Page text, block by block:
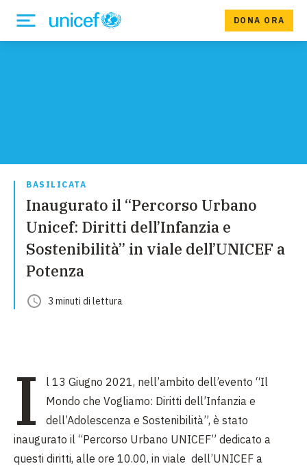
DONA ORA
BASILICATA
Inaugurato il “Percorso Urbano
Unicef: Diritti dell’Infanzia e
Sostenibilità” in viale dell’UNICEF a
Potenza
3 minuti di lettura
I
l 13 Giugno 2021, nell’ambito dell’evento “Il
Mondo che Vogliamo: Diritti dell’Infanzia e
dell’Adolescenza e Sostenibilità”, è stato
inaugurato il “Percorso Urbano UNICEF” dedicato a
questi diritti, alle ore 10.00, in viale dell’UNICEF a